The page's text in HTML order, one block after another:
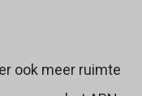
ook meer ruimte